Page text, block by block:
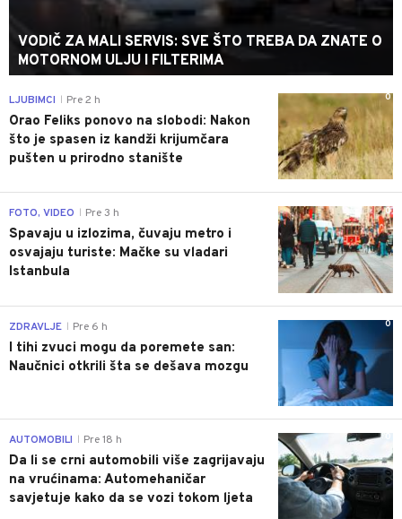
VODIČ ZA MALI SERVIS: SVE ŠTO TREBA DA ZNATE O
MOTORNOM ULJU I FILTERIMA
0
LJUBIMCI Pre 2 h
Orao Feliks ponovo na slobodi: Nakon
što je spasen iz kandži krijumčara
pušten u prirodno stanište
0
FOTO, VIDEO Pre 3 h
Spavaju u izlozima, čuvaju metro i
osvajaju turiste: Mačke su vladari
Istanbula
0
ZDRAVLJE Pre 6 h
I tihi zvuci mogu da poremete san:
Naučnici otkrili šta se dešava mozgu
AUTOMOBILI Pre 18 h
Da li se crni automobili više zagrijavaju
na vrućinama: Automehaničar
savjetuje kako da se vozi tokom ljeta